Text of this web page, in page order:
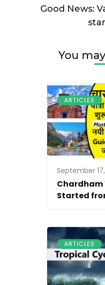
Good News:
You
ARTICLES
September 17,
Chardham
Started
ARTICLES